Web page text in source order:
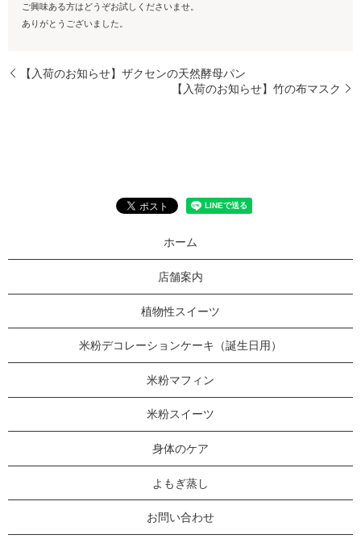
ご興味ある方はどうぞお試しくださいませ。
ありがとうございました。
【入荷のお知らせ】ザクセンの天然酵母パン
【入荷のお知らせ】竹の布マスク
ホーム
店舗案内
植物性スイーツ
米粉デコレーションケーキ（誕生日用）
米粉マフィン
米粉スイーツ
身体のケア
よもぎ蒸し
お問い合わせ